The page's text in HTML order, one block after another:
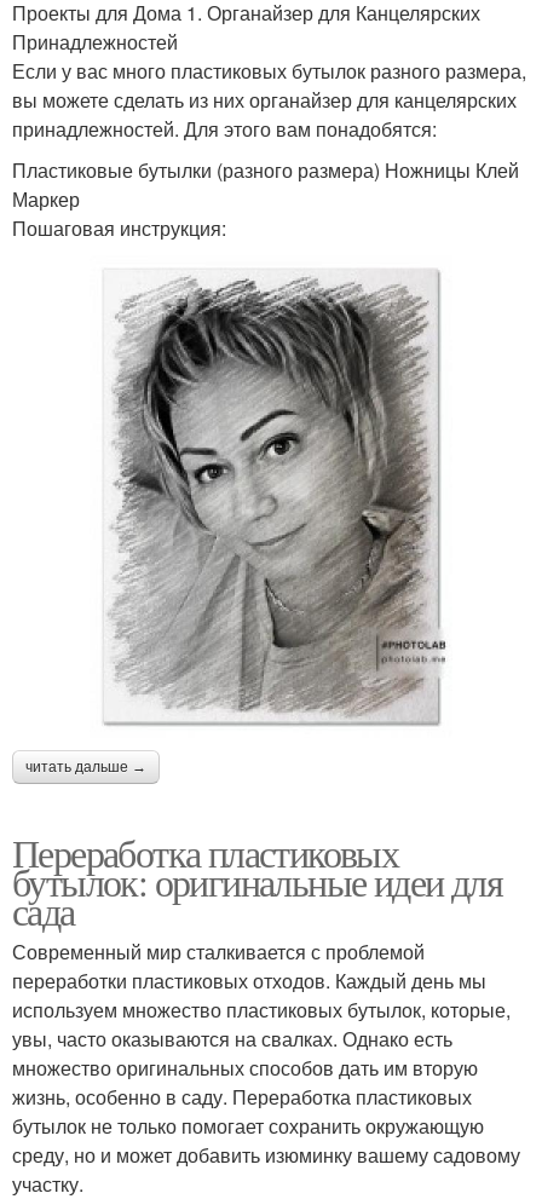
Проекты для Дома 1. Органайзер для Канцелярских
Принадлежностей
Если у вас много пластиковых бутылок разного размера,
вы можете сделать из них органайзер для канцелярских
принадлежностей. Для этого вам понадобятся:
Пластиковые бутылки (разного размера) Ножницы Клей
Маркер
Пошаговая инструкция:
читать дальше →
Переработка пластиковых
бутылок: оригинальные идеи для
сада
Современный мир сталкивается с проблемой
переработки пластиковых отходов. Каждый день мы
используем множество пластиковых бутылок, которые,
увы, часто оказываются на свалках. Однако есть
множество оригинальных способов дать им вторую
жизнь, особенно в саду. Переработка пластиковых
бутылок не только помогает сохранить окружающую
среду, но и может добавить изюминку вашему садовому
участку.